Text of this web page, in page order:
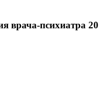
врача-психиатра 20